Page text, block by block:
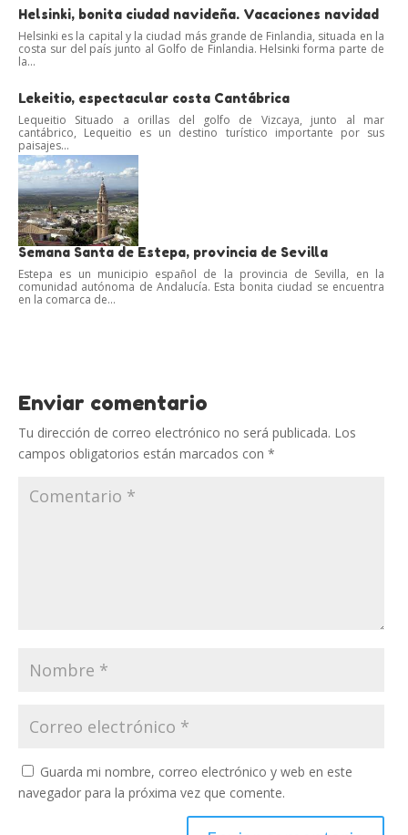
Helsinki, bonita ciudad navideña. Vacaciones navidad
Helsinki es la capital y la ciudad más grande de Finlandia, situada en la
costa sur del país junto al Golfo de Finlandia. Helsinki forma parte de
la...
Lekeitio, espectacular costa Cantábrica
Lequeitio Situado a orillas del golfo de Vizcaya, junto al mar
cantábrico, Lequeitio es un destino turístico importante por sus
paisajes...
Semana Santa de Estepa, provincia de Sevilla
Estepa es un municipio español de la provincia de Sevilla, en la
comunidad autónoma de Andalucía. Esta bonita ciudad se encuentra
en la comarca de...
Enviar comentario
Tu dirección de correo electrónico no será publicada. Los
campos obligatorios están marcados con *
Guarda mi nombre, correo electrónico y web en este
navegador para la próxima vez que comente.